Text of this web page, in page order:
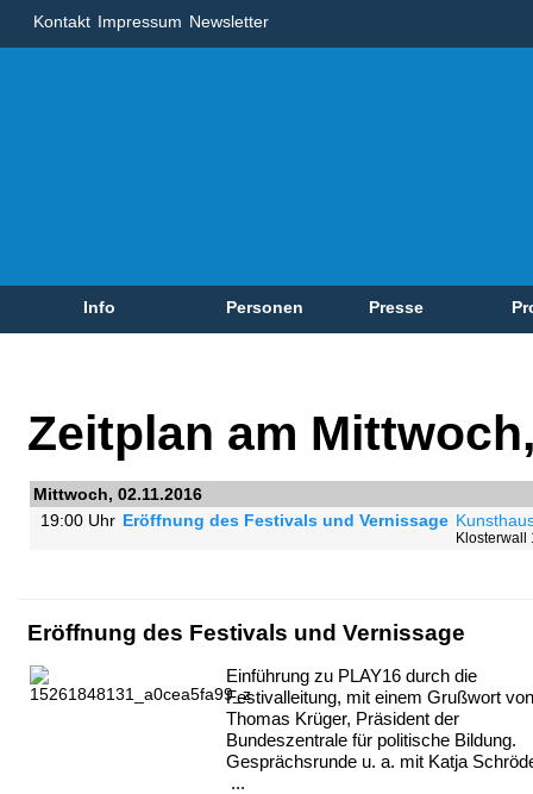
Kontakt Impressum Newsletter
Info Personen Presse
Zeitplan am
Mittwoch, 02.11.2016
19:00 Uhr Eröffnung des Festivals und Vernissage
Klosterwall
Eröffnung des Festivals und Vernissage
Einführung zu PLAY16 durch die
Festivalleitung, mit einem Grußwort von
Thomas Krüger, Präsident der
Bundeszentrale für politische Bildung.
Gesprächsrunde u. a. mit Katja
...